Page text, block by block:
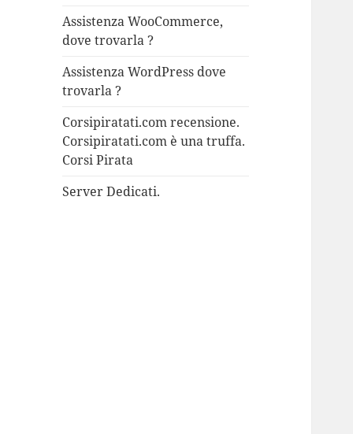
Assistenza WooCommerce,
dove trovarla ?
Assistenza WordPress dove
trovarla ?
Corsipiratati.com recensione.
Corsipiratati.com è una truffa.
Corsi Pirata
Server Dedicati.